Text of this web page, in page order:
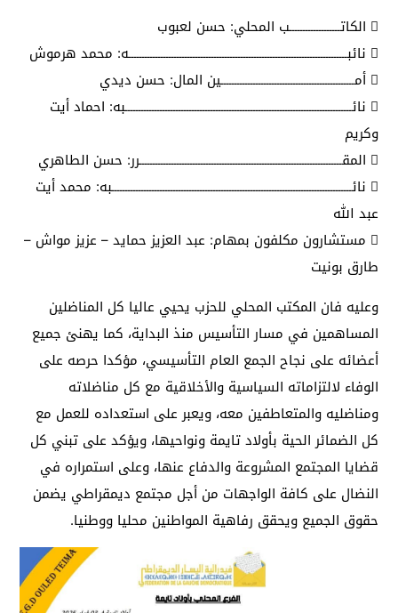
 الكاتـــــــــــــــــــب المحلي: حسن لعبوب
 نائبــــــــــــــــــــــــــــــــــــــــــــــــــــــــــــــــــــــــــــــــــه: محمد هرموش
 أمــــــــــــــــــــــــــــــــــــــــــــــــــين المال: حسن ديدي
 نائـــــــــــــــــــــــــــــــــــــــــــــــــــــــــــــــــــــــــــــــــــــبه: احماد أيت
وكريم
 المقــــــــــــــــــــــــــــــــــــــــــــــــــــــــــــــــــــــــــــرر: حسن الطاهري
 نائــــــــــــــــــــــــــــــــــــــــــــــــــــــــــــــــــــــــــــــــــــــــــبه: محمد أيت
عبد الله
 مستشارون مكلفون بمهام: عبد العزيز حمايد – عزيز مواش –
طارق بونيت
وعليه فان المكتب المحلي للحزب يحيي عاليا كل المناضلين
المساهمين في مسار التأسيس منذ البداية، كما يهنئ جميع
أعضائه على نجاح الجمع العام التأسيسي، مؤكدا حرصه على
الوفاء لالتزاماته السياسية والأخلاقية مع كل مناضلاته
ومناضليه والمتعاطفين معه، ويعبر على استعداده للعمل مع
كل الضمائر الحية بأولاد تايمة ونواحيها، ويؤكد على تبني كل
قضايا المجتمع المشروعة والدفاع عنها، وعلى استمراره في
النضال على كافة الواجهات من أجل مجتمع ديمقراطي يضمن
حقوق الجميع ويحقق رفاهية المواطنين محليا ووطنيا.